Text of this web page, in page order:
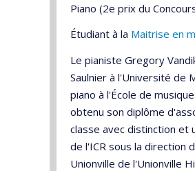
Piano (2e prix du
Étudiant à la Maitrise en
Le pianiste Gregory
Saulnier à l'Université de
piano à l'École de
obtenu son diplôme
classe avec distinction et
de l'ICR sous la direction
Unionville de l'Unionville